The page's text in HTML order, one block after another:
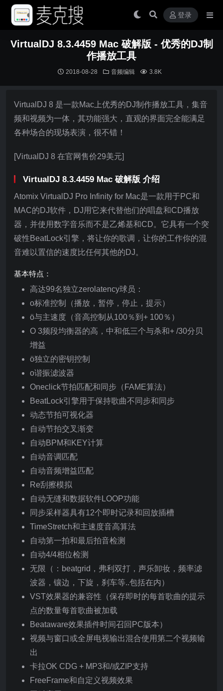
登录
VirtualDJ 8.3.4459 Mac 破解版 - 优秀的DJ制
作播放工具
2018-08-28 音频编辑 3.8K
VirtualDJ 8 是一款Mac上优秀的DJ制作播放工具，集音
频和视频为一体，其功能强大，直观的界面完全能满足
各种场合的现场表演，很不错！
[VirtualDJ 8 在官网售价29美元]
VirtualDJ 8.3.4459 Mac 破解版 介绍
Atomix VirtualDJ Pro Infinity for Mac是一款用于PC和
MAC的DJ软件，DJ用它来代替他们的唱盘和CD播放
器，并使用数字音乐而不是乙烯基和CD。它具有一个突
破性BeatLock引擎，将让你的歌调，让你的工作你的混
音难以置信的速度比任何其他的DJ。
基本特点：
高达99名独立zerolatency球员：
o标准控制（播放，暂停，停止，提示）
ö与主速度（音高控制从100％到+ 100％）
O 3频段均衡器的高，中和低三个与杀和+ /30分贝
增益
ö独立的密钥控制
o谐振滤波器
Oneclick节拍匹配和同步（FAME算法）
BeatLock引擎用于保持歌曲不同步和同步
动态节拍可视化器
自动节拍交叉渐变
自动BPM和KEY计算
自动音调匹配
自动音频增益匹配
Re刮擦模拟
自动无缝和数据软件LOOP功能
同步采样器具有12个即时记录和回放插槽
TimeStretch和主速度音高算法
自动第一拍和最后拍音检测
自动4/4相位检测
无限（：beatgrid，弗利双打，声乐卸妆，频率滤
波器，镶边，下旋，刹车等..包括在内）
VST效果器的兼容性（保存即时的每首歌曲的提示
点的数量每首歌曲被加载
Beataware效果插件时间召回PC版本）
视频与窗口或全屏电视输出混合使用第二个视频输
出
卡拉OK CDG + MP3和/或ZIP支持
FreeFrame和自定义视频效果